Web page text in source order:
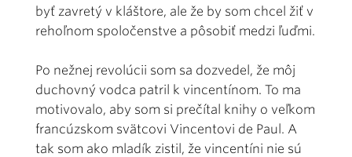
byť zavretý v kláštore, ale že by som chcel žiť v
rehoľnom spoločenstve a pôsobiť medzi ľuďmi.
Po nežnej revolúcii som sa dozvedel, že môj
duchovný vodca patril k vincentínom. To ma
motivovalo, aby som si prečítal knihy o veľkom
francúzskom svätcovi Vincentovi de Paul. A
tak som ako mladík zistil, že vincentíni nie sú